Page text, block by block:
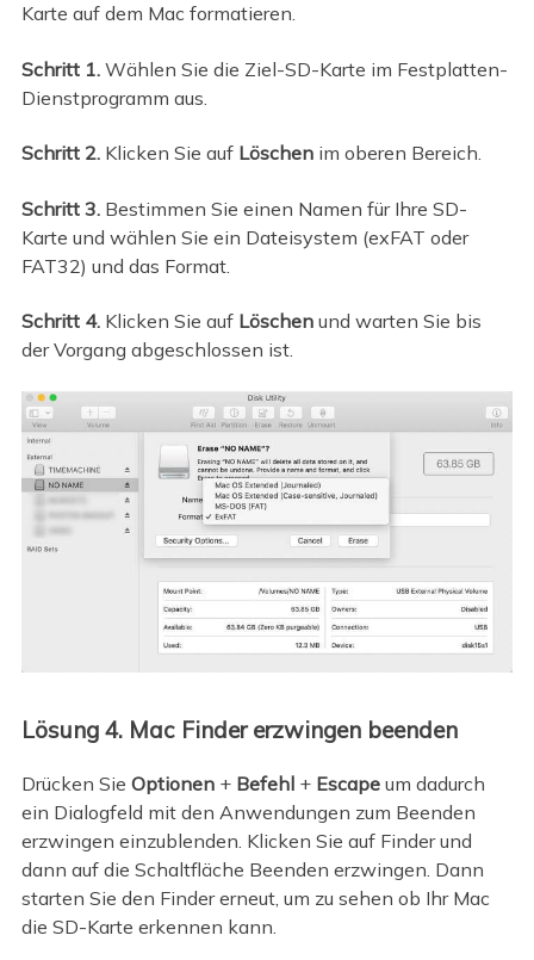
Karte auf dem Mac formatieren.
Schritt 1. Wählen Sie die Ziel-SD-Karte im Festplatten-
Dienstprogramm aus.
Schritt 2. Klicken Sie auf Löschen im oberen Bereich.
Schritt 3. Bestimmen Sie einen Namen für Ihre SD-
Karte und wählen Sie ein Dateisystem (exFAT oder
FAT32) und das Format.
Schritt 4. Klicken Sie auf Löschen und warten Sie bis
der Vorgang abgeschlossen ist.
Lösung 4. Mac Finder erzwingen beenden
Drücken Sie Optionen +Befehl +Escapeum dadurch
ein Dialogfeld mit den Anwendungen zum Beenden
erzwingen einzublenden. Klicken Sie auf Finder und
dann auf die Schaltfläche Beenden erzwingen. Dann
starten Sie den Finder erneut, um zu sehen ob Ihr Mac
die SD-Karte erkennen kann.